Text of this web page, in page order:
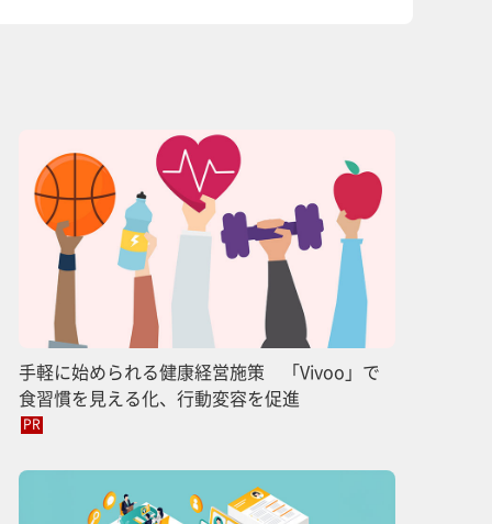
手軽に始められる健康経営施策 「Vivoo」で
食習慣を見える化、行動変容を促進
PR